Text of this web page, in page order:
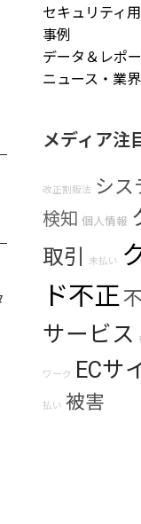
セキュリティ
事例
データ＆レポ
ニュース・業
メディア注
改正割販法 シス
検知 個人情報
取引
未払い
ド不正
サービス
ワーク ECサ
払い 被害